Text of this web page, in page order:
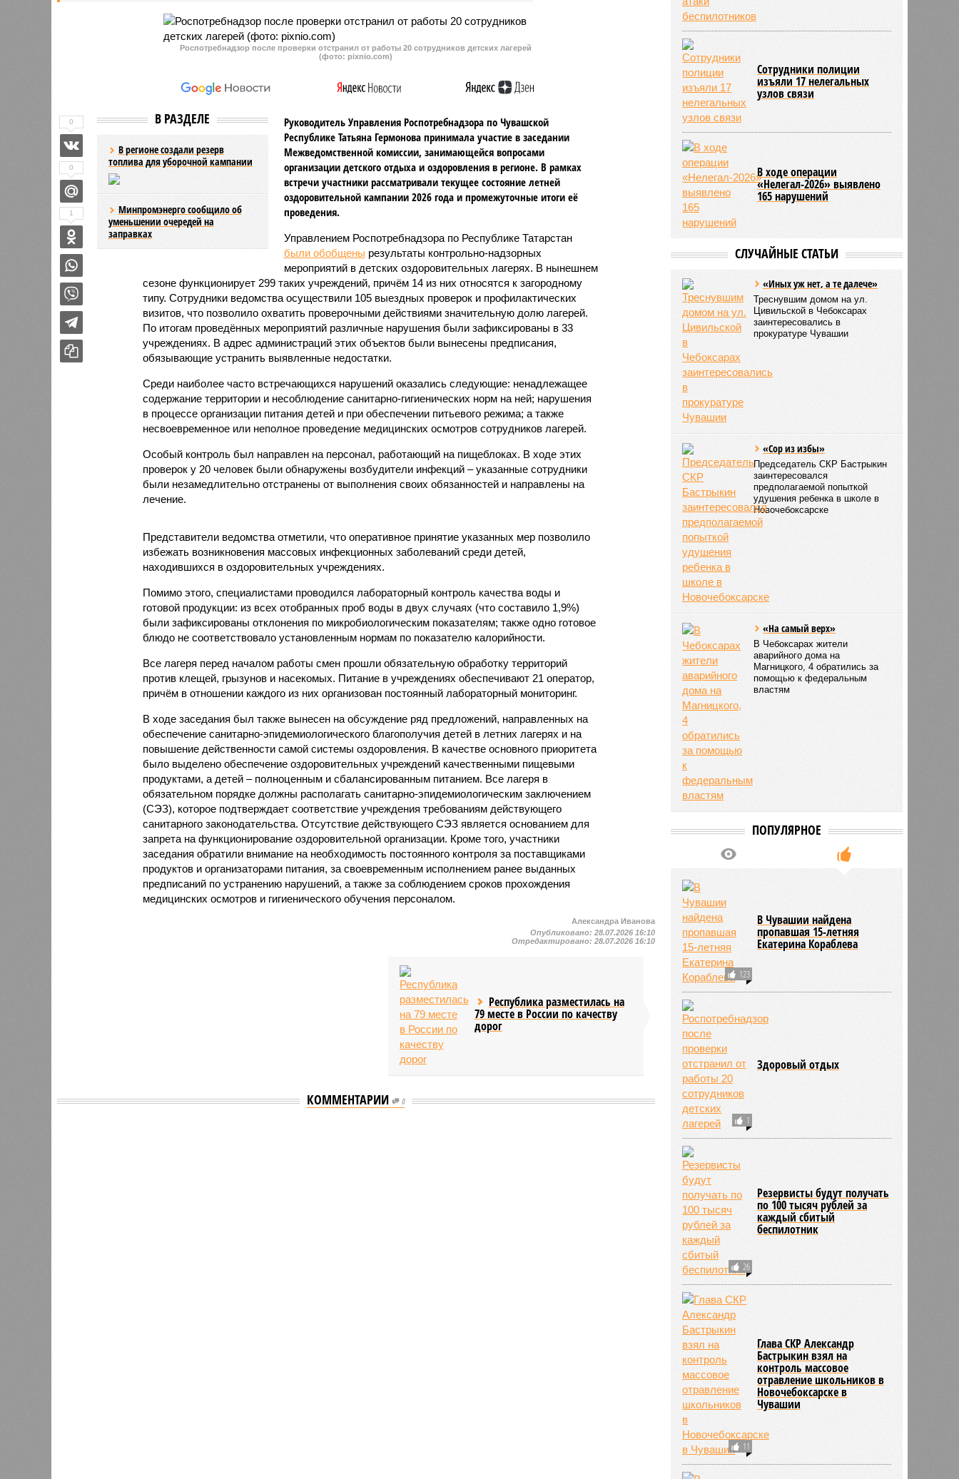
получивший повреждения в
результате атаки беспилотного
летательного аппарата в
аппаратов, произошедшей 5 мая
2026 года. При этом приём
заявлений на получение выплат
продолжается.
Роспотребнадзор после проверки отстранил от работы 20 сотрудников детских лагерей
(фото: pixnio.com)
В РАЗДЕЛЕ
В регионе создали резерв
топлива для уборочной кампании
Минпромэнерго сообщило об
уменьшении очередей на
заправках
Руководитель Управления Роспотребнадзора по Чувашской
Республике Татьяна Гермонова принимала участие в заседании
Межведомственной комиссии, занимающейся вопросами
организации детского отдыха и оздоровления в регионе. В рамках
встречи участники рассматривали текущее состояние летней
оздоровительной кампании 2026 года и промежуточные итоги её
проведения.
Управлением Роспотребнадзора по Республике Татарстан
были обобщены результаты контрольно-надзорных
мероприятий в детских оздоровительных лагерях. В нынешнем
сезоне функционирует 299 таких учреждений, причём 14 из них относятся к загородному
типу. Сотрудники ведомства осуществили 105 выездных проверок и профилактических
визитов, что позволило охватить проверочными действиями значительную долю лагерей.
По итогам проведённых мероприятий различные нарушения были зафиксированы в 33
учреждениях. В адрес администраций этих объектов были вынесены предписания,
обязывающие устранить выявленные недостатки.
Среди наиболее часто встречающихся нарушений оказались следующие: ненадлежащее
содержание территории и несоблюдение санитарно-гигиенических норм на ней; нарушения
в процессе организации питания детей и при обеспечении питьевого режима; а также
несвоевременное или неполное проведение медицинских осмотров сотрудников лагерей.
Особый контроль был направлен на персонал, работающий на пищеблоках. В ходе этих
проверок у 20 человек были обнаружены возбудители инфекций – указанные сотрудники
были незамедлительно отстранены от выполнения своих обязанностей и направлены на
лечение.
Представители ведомства отметили, что оперативное принятие указанных мер позволило
избежать возникновения массовых инфекционных заболеваний среди детей,
находившихся в оздоровительных учреждениях.
Помимо этого, специалистами проводился лабораторный контроль качества воды и
готовой продукции: из всех отобранных проб воды в двух случаях (что составило 1,9%)
были зафиксированы отклонения по микробиологическим показателям; также одно готовое
блюдо не соответствовало установленным нормам по показателю калорийности.
Все лагеря перед началом работы смен прошли обязательную обработку территорий
против клещей, грызунов и насекомых. Питание в учреждениях обеспечивают 21 оператор,
причём в отношении каждого из них организован постоянный лабораторный мониторинг.
В ходе заседания был также вынесен на обсуждение ряд предложений, направленных на
обеспечение санитарно-эпидемиологического благополучия детей в летних лагерях и на
повышение действенности самой системы оздоровления. В качестве основного приоритета
было выделено обеспечение оздоровительных учреждений качественными пищевыми
продуктами, а детей – полноценным и сбалансированным питанием. Все лагеря в
обязательном порядке должны располагать санитарно-эпидемиологическим заключением
(СЭЗ), которое подтверждает соответствие учреждения требованиям действующего
санитарного законодательства. Отсутствие действующего СЭЗ является основанием для
запрета на функционирование оздоровительной организации. Кроме того, участники
заседания обратили внимание на необходимость постоянного контроля за поставщиками
продуктов и организаторами питания, за своевременным исполнением ранее выданных
предписаний по устранению нарушений, а также за соблюдением сроков прохождения
медицинских осмотров и гигиенического обучения персоналом.
0
0
1
Александра Иванова
Опубликовано:28.07.2026 16:10
Отредактировано:28.07.2026 16:10
Республика разместилась на
79 месте в России по качеству
дорог
КОММЕНТАРИИ 0
Сотрудники полиции
изъяли 17 нелегальных
узлов связи
В ходе операции
«Нелегал-2026» выявлено
165 нарушений
СЛУЧАЙНЫЕ СТАТЬИ
«Иных уж нет, а те далече»
Треснувшим домом на ул.
Цивильской в Чебоксарах
заинтересовались в
прокуратуре Чувашии
«Сор из избы»
Председатель СКР Бастрыкин
заинтересовался
предполагаемой попыткой
удушения ребенка в школе в
Новочебоксарске
«На самый верх»
В Чебоксарах жители
аварийного дома на
Магницкого, 4 обратились за
помощью к федеральным
властям
ПОПУЛЯРНОЕ
123
В Чувашии найдена
пропавшая 15-летняя
Екатерина Кораблева
1
Здоровый отдых
26
Резервисты будут получать
по 100 тысяч рублей за
каждый сбитый
беспилотник
11
Глава СКР Александр
Бастрыкин взял на
контроль массовое
отравление школьников в
Новочебоксарске в
Чувашии